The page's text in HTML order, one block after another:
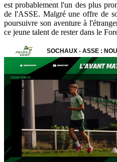
est probablement l'un des plus
de l'ASSE. Malgré une offre de
poursuivre son aventure à
ce jeune talent de rester dans le